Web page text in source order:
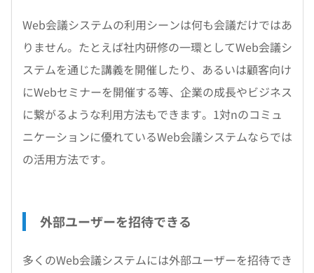
Web会議システムの利用シーンは何も会議だけではあ
りません。たとえば社内研修の一環としてWeb会議シ
ステムを通じた講義を開催したり、あるいは顧客向け
にWebセミナーを開催する等、企業の成長やビジネス
に繋がるような利用方法もできます。1対nのコミュ
ニケーションに優れているWeb会議システムならでは
の活用方法です。
外部ユーザーを招待できる
多くのWeb会議システムには外部ユーザーを招待でき